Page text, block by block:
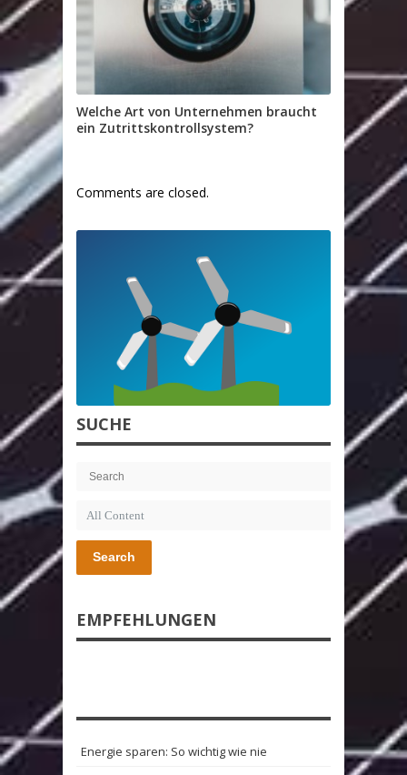
Welche Art von Unternehmen braucht
ein Zutrittskontrollsystem?
Comments are closed.
SUCHE
Search
EMPFEHLUNGEN
Energie sparen: So wichtig wie nie